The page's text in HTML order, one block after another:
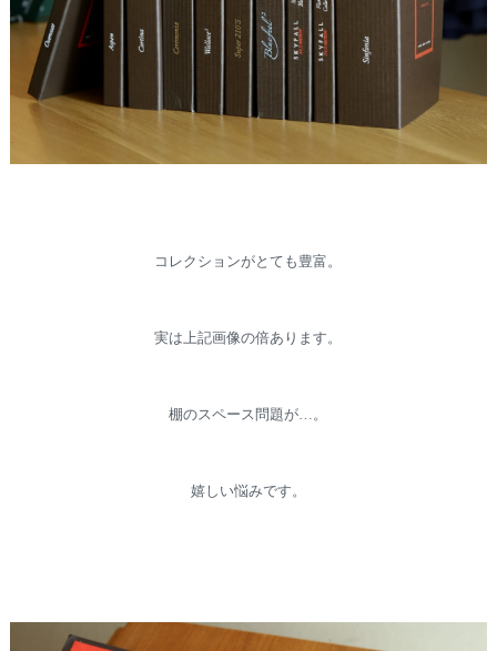
コレクションがとても豊富。
実は上記画像の倍あります。
棚のスペース問題が…。
嬉しい悩みです。